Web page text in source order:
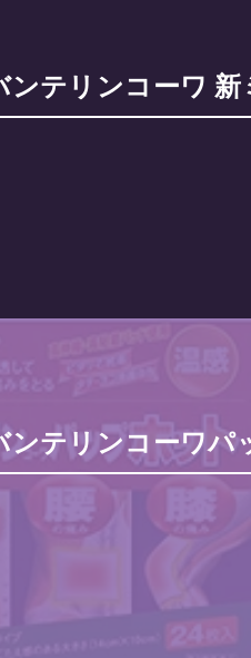
ンテリンコーワ
ンテリンコーワ